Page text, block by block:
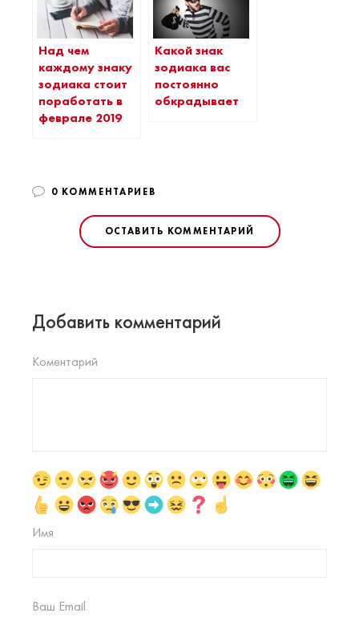
Над чем
каждому знаку
зодиака стоит
поработать в
феврале 2019
Какой знак
зодиака вас
постоянно
обкрадывает
0 КОММЕНТАРИЕВ
ОСТАВИТЬ КОММЕНТАРИЙ
Добавить комментарий
Коментарий
Имя
Ваш Email